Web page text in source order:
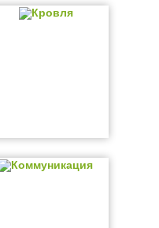
Кровля
Коммуникация